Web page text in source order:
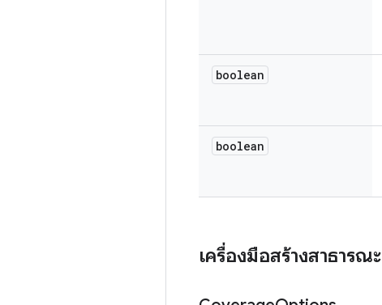
boolean
boolean
เครื่องมือสร้างสาธารณะ